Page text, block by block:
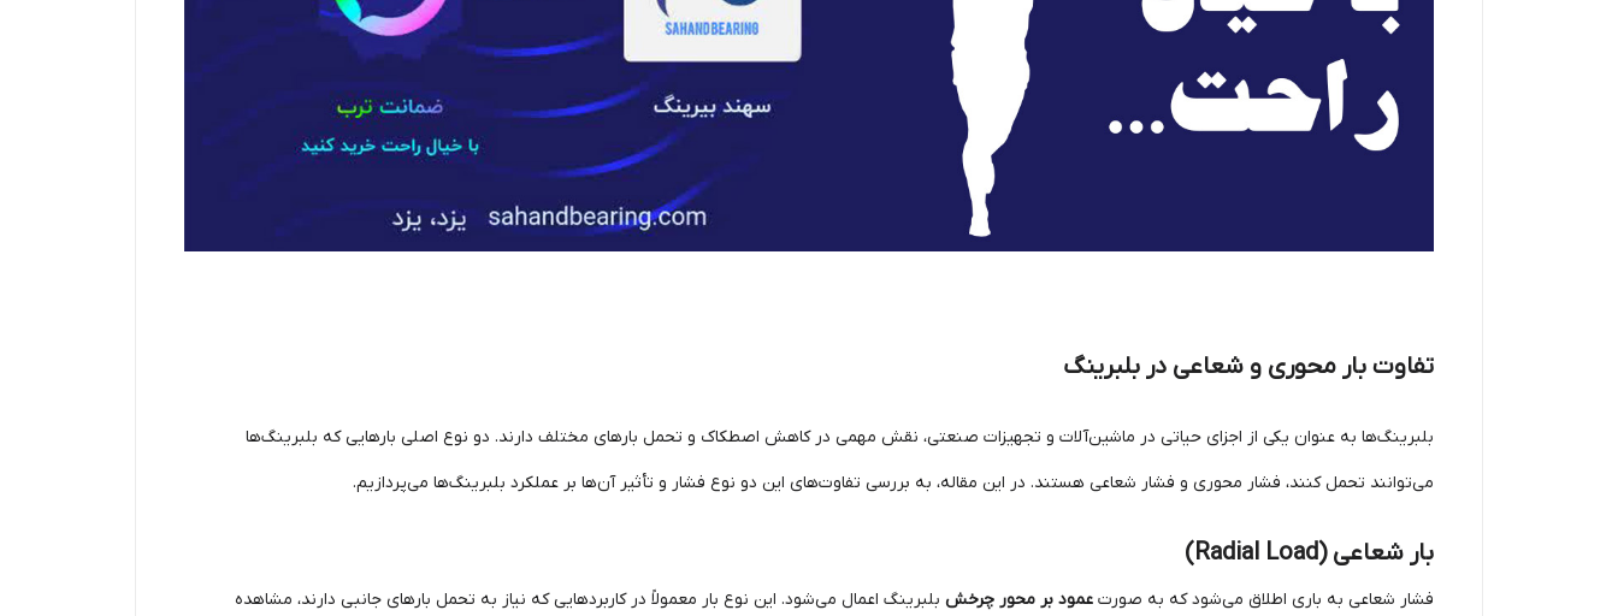
تفاوت بار محوری و شعاعی در بلبرینگ
بلبرینگ‌ها به عنوان یکی از اجزای حیاتی در ماشین‌آلات و تجهیزات صنعتی، نقش مهمی در کاهش اصطکاک و تحمل بارهای مختلف دارند. دو نوع اصلی بارهایی که بلبرینگ‌ها
می‌توانند تحمل کنند، فشار محوری و فشار شعاعی هستند. در این مقاله، به بررسی تفاوت‌های این دو نوع فشار و تأثیر آن‌ها بر عملکرد بلبرینگ‌ها می‌پردازیم.
بار شعاعی (Radial Load)
فشار شعاعی به باری اطلاق می‌شود که به صورت عمود بر محور چرخش بلبرینگ اعمال می‌شود. این نوع بار معمولاً در کاربردهایی که نیاز به تحمل بارهای جانبی دارند، مشاهده